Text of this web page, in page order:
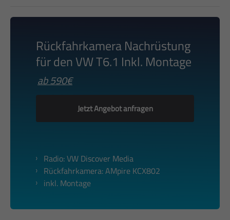
Rückfahrkamera Nachrüstung
für den VW T6.1 Inkl. Montage
ab 590€
Jetzt Angebot anfragen
Radio: VW Discover Media
Rückfahrkamera: AMpire KCX802
inkl. Montage